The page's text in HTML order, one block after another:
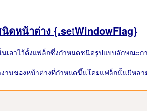
ดหน้าต่าง {.setWindowFlag}
นเอาไว้ตั้งแฟล็กซึ่งกำหนดชนิดรูปแบบลักษณะก
านของหน้าต่างที่กำหนดขึ้นโดยแฟล็กนั้นมีหลา